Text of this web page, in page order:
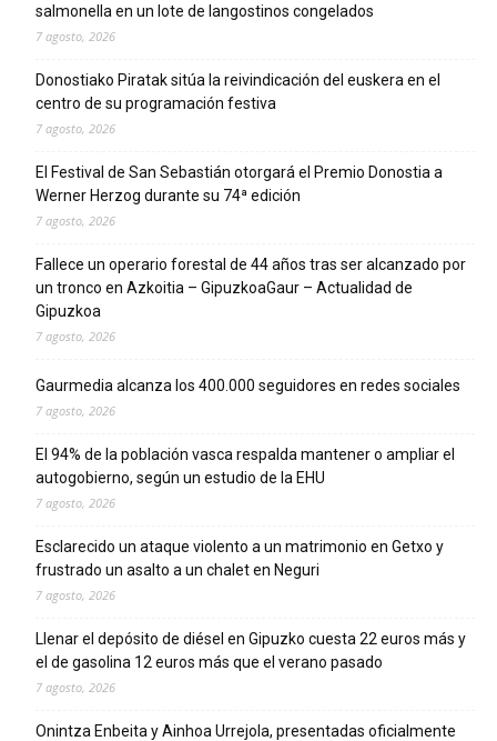
salmonella en un lote de langostinos congelados
7 agosto, 2026
Donostiako Piratak sitúa la reivindicación del euskera en el
centro de su programación festiva
7 agosto, 2026
El Festival de San Sebastián otorgará el Premio Donostia a
Werner Herzog durante su 74ª edición
7 agosto, 2026
Fallece un operario forestal de 44 años tras ser alcanzado por
un tronco en Azkoitia – GipuzkoaGaur – Actualidad de
Gipuzkoa
7 agosto, 2026
Gaurmedia alcanza los 400.000 seguidores en redes sociales
7 agosto, 2026
El 94% de la población vasca respalda mantener o ampliar el
autogobierno, según un estudio de la EHU
7 agosto, 2026
Esclarecido un ataque violento a un matrimonio en Getxo y
frustrado un asalto a un chalet en Neguri
7 agosto, 2026
Llenar el depósito de diésel en Gipuzko cuesta 22 euros más y
el de gasolina 12 euros más que el verano pasado
7 agosto, 2026
Onintza Enbeita y Ainhoa Urrejola, presentadas oficialmente